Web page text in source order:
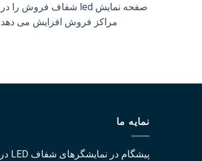
صفحه نمایش led شفاف فروش را در
مراکز فروش افزایش می دهد
نمایه ما